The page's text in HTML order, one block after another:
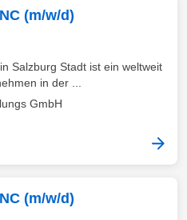
(m/w/d)
Salzburg Stadt ist ein weltweit
in der ...
GmbH
(m/w/d)